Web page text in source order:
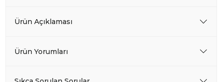
Ürün Açıklaması
Ürün Yorumları